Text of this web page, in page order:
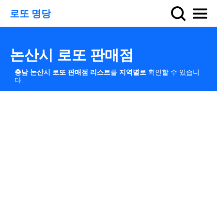
로또 명당
논산시 로또 판매점
충남 논산시 로또 판매점 리스트를 지역별로 확인할 수 있습니
다.